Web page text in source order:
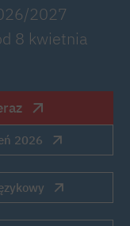
2027
8 kwietnia
2026